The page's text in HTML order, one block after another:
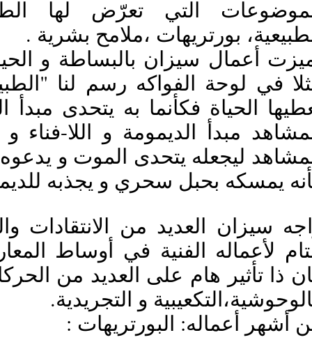
بورتريهات ،ملامح بشرية .
يمسكه بحبل سحري و يجذبه
و التجريدية.
أشهر أعماله: البورتريهات :